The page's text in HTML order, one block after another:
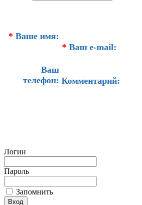
* Ваше имя:
* Ваш e-mail:
Ваш
телефон: Комментарий:
Логин
Пароль
Запомнить